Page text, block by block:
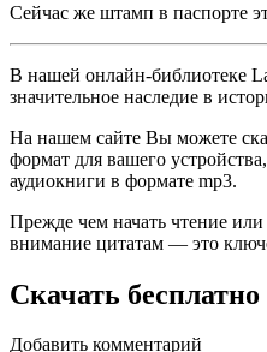
Сейчас же штамп в паспорте
В нашей онлайн-библиотеке
значительное наследие в
На нашем сайте Вы можете
формат для вашего
аудиокниги в формате mp3.
Прежде чем начать чтение
внимание цитатам — это
Скачать
Добавить комментарий